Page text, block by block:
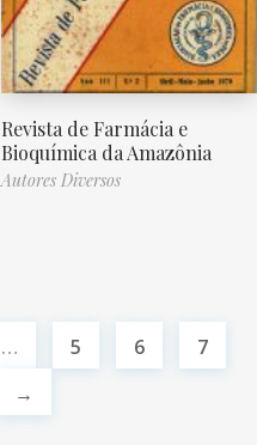
Revista de Farmácia e
Bioquímica da Amazônia
Autores Diversos
… 5 6
7
→